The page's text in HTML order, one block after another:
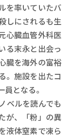
を率いていたバ
しにされるも生
心臓血管外科医
る末永と出会っ
臓を海外の富裕
。施設を出たコ
となる。
ベルを読んでも
が、「粉」の異
液体窒素で凍ら